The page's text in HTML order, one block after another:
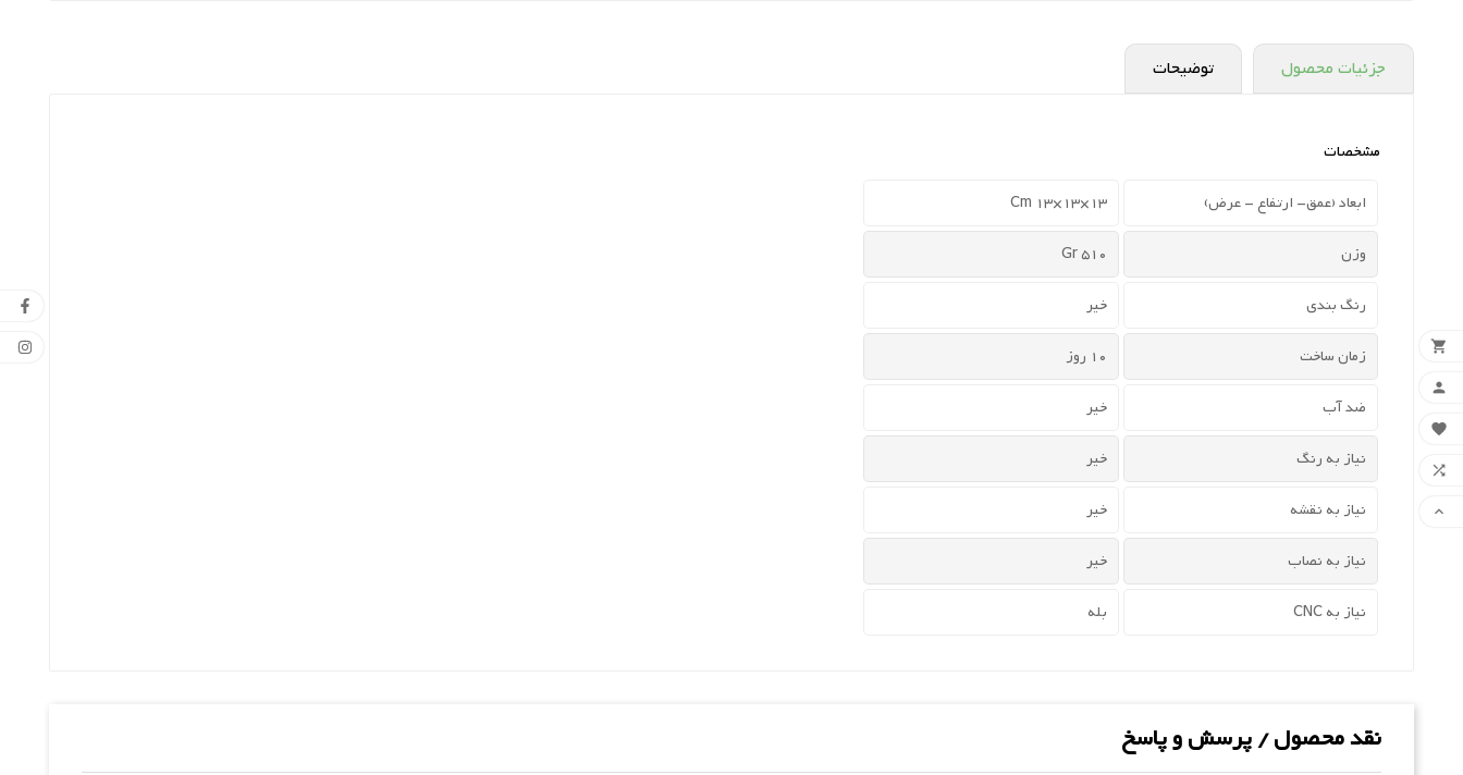
جزئیات محصول توضیحات
مشخصات
ابعاد (عمق- ارتفاع - عرض) 13×13×13 Cm
وزن 510 Gr
رنگ بندی خیر
زمان ساخت 10 روز
ضد آب خیر
نیاز به رنگ خیر
نیاز به نقشه خیر
نیاز به نصاب خیر
نیاز به CNC بله
نقد محصول / پرسش و پاسخ




